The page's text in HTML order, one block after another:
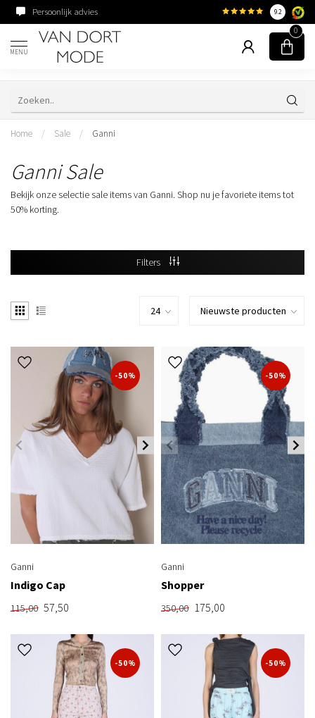
Persoonlijk advies Familiebedrijf sinds
9.2
MENU
0
Home / Sale / Ganni
Ganni Sale
Bekijk onze selectie sale items van Ganni. Shop nu je favoriete items tot
50% korting.
Filters
-50%
Ganni
Indigo Cap
115,00 57,50
-50%
Ganni
Shopper
350,00 175,00
-50% -50%